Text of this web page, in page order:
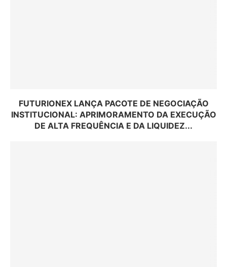
FUTURIONEX LANÇA PACOTE DE NEGOCIAÇÃO
INSTITUCIONAL: APRIMORAMENTO DA EXECUÇÃO
DE ALTA FREQUÊNCIA E DA LIQUIDEZ...